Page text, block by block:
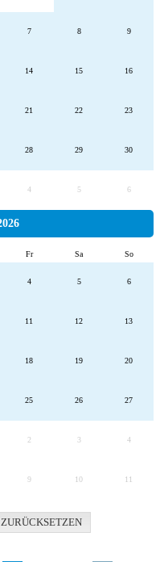
7 8 9
14 15 16
21 22 23
28 29 30
4 5 6
Fr Sa So
4 5 6
11 12 13
18 19 20
25 26 27
2 3 4
9 10 11